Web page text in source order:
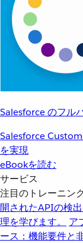
Salesforce のフル
Salesforce
を実現
eBookを読む
サービス
注目のトレーニン
開されたAPIの検
理を学びます。
ア
ース：機能要件と